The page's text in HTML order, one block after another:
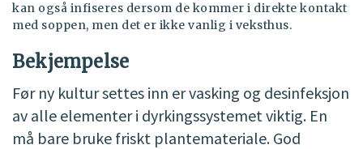
kan også infiseres dersom de kommer i direkte kontakt
med soppen, men det er ikke vanlig i veksthus.
Bekjempelse
Før ny kultur settes inn er vasking og desinfeksjon
av alle elementer i dyrkingssystemet viktig. En
må bare bruke friskt plantemateriale. God